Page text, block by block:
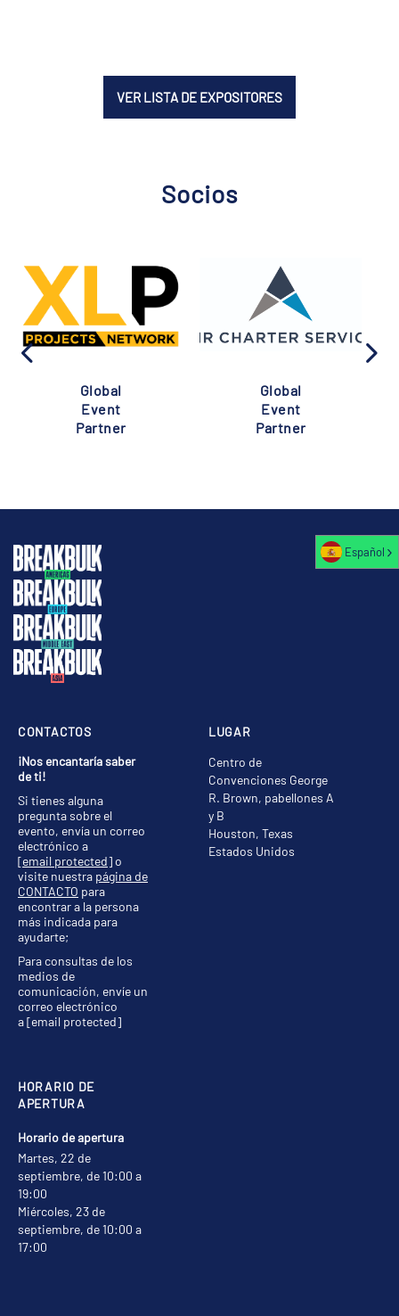
VER LISTA DE EXPOSITORES
Socios
Global
Event
Partner
Global
Event
Partner
LUGAR
Centro de
Convenciones George
R. Brown, pabellones A
y B
Houston, Texas
Estados Unidos
HORARIO DE
APERTURA
Horario de apertura
Martes, 22 de
septiembre, de 10:00 a
19:00
Miércoles, 23 de
septiembre, de 10:00 a
17:00
CONTACTOS
¡Nos encantaría saber
de ti!
Si tienes alguna
pregunta sobre el
evento, envía un correo
electrónico a
[email protected]o
visite nuestra página de
CONTACTO para
encontrar a la persona
más indicada para
ayudarte;
Para consultas de los
medios de
comunicación, envíe un
correo electrónico
a[email protected]
Español